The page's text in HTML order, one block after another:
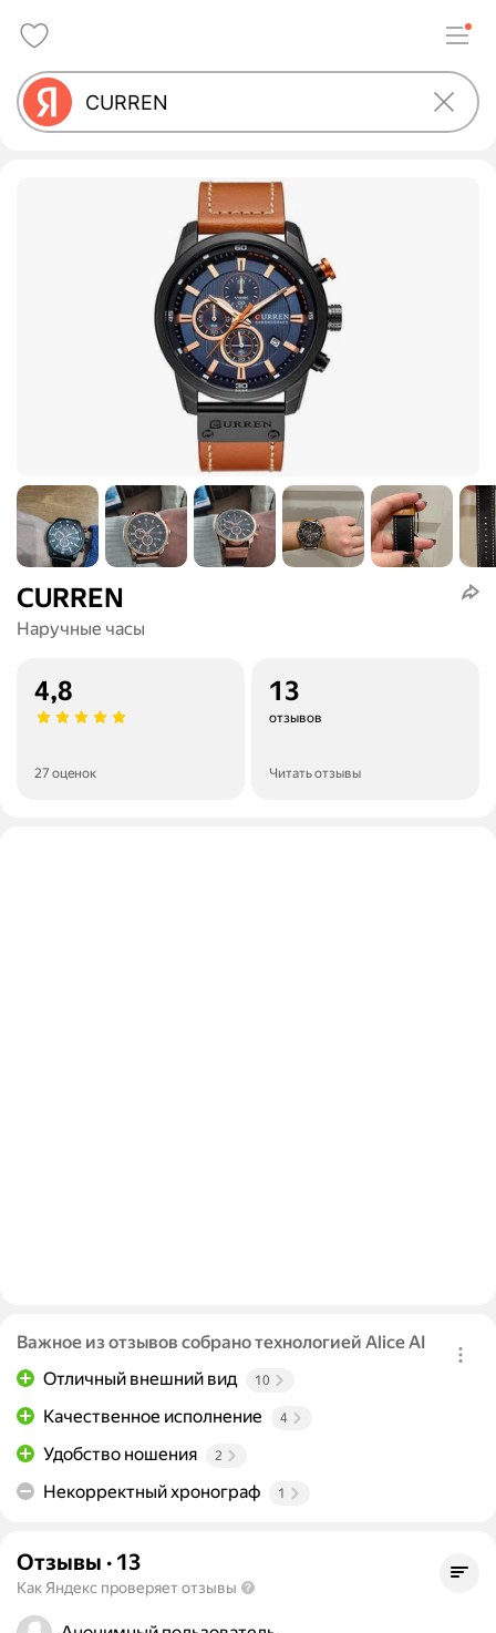
CURREN
Наручные часы
4,8
27 оценок
13
отзывов
Читать отзывы
Важное из отзывов собрано технологией Alice AI
Отличный внешний вид
10
Качественное исполнение 4
Удобство ношения 2
Некорректный хронограф 1
Отзывы · 13
Как Яндекс проверяет отзывы